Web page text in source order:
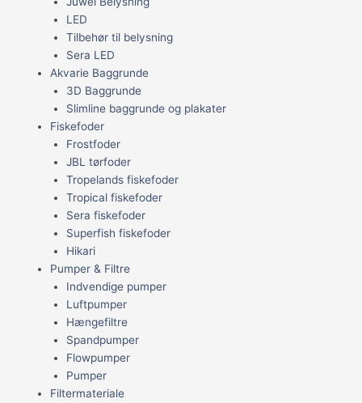
LED
Tilbehør til belysning
Sera LED
Akvarie Baggrunde
3D Baggrunde
Slimline baggrunde og plakater
Fiskefoder
Frostfoder
JBL tørfoder
Tropelands fiskefoder
Tropical fiskefoder
Sera fiskefoder
Superfish fiskefoder
Hikari
Pumper & Filtre
Indvendige pumper
Luftpumper
Hængefiltre
Spandpumper
Flowpumper
Pumper
Filtermateriale